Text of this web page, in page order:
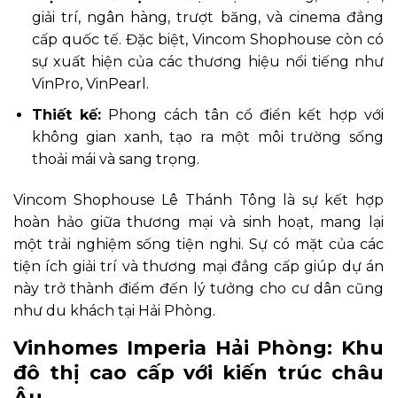
giải trí, ngân hàng, trượt băng, và cinema đẳng
cấp quốc tế. Đặc biệt, Vincom Shophouse còn có
sự xuất hiện của các thương hiệu nổi tiếng như
VinPro, VinPearl.
Thiết kế:Phong cách tân cổ điển kết hợp với
không gian xanh, tạo ra một môi trường sống
thoải mái và sang trọng.
Vincom Shophouse Lê Thánh Tông là sự kết hợp
hoàn hảo giữa thương mại và sinh hoạt, mang lại
một trải nghiệm sống tiện nghi. Sự có mặt của các
tiện ích giải trí và thương mại đẳng cấp giúp dự án
này trở thành điểm đến lý tưởng cho cư dân cũng
như du khách tại Hải Phòng.
Vinhomes Imperia Hải Phòng: Khu
đô thị cao cấp với kiến trúc châu